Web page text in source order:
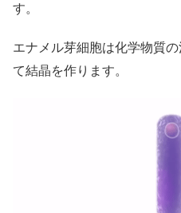
す。
エナメル芽細胞は化学物質
て結晶を作ります。